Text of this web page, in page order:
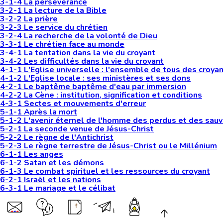
3-2-1 La lecture de la Bible
3-2-2 La prière
3-2-3 Le service du chrétien
3-2-4 La recherche de la volonté de Dieu
3-3-1 Le chrétien face au monde
3-4-1 La tentation dans la vie du croyant
3-4-2 Les difficultés dans la vie du croyant
4-1-1 L'Eglise universelle : l'ensemble de tous des
4-1-2 L'Eglise locale : ses ministères et ses dons
4-2-1 Le baptême baptême d'eau par immersion
4-2-2 La Cène : institution, signification et conditions
4-3-1 Sectes et mouvements d'erreur
5-1-1 Après la mort
5-1-2 L'avenir éternel de l'homme des perdus et des
5-2-1 La seconde venue de Jésus-Christ
5-2-2 Le règne de l'Antichrist
5-2-3 Le règne terrestre de Jésus-Christ ou le Millénium
6-1-1 Les anges
6-1-2 Satan et les démons
6-1-3 Le combat spirituel et les ressources du croyant
6-2-1 Israël et les nations
6-3-1 Le mariage et le célibat